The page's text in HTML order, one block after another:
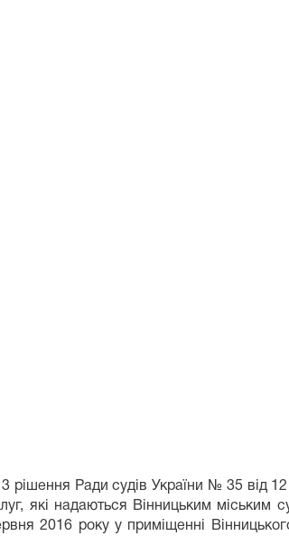
рішення Ради судів України № 35 від
які надаються Вінницьким міським
2016 року у приміщенні